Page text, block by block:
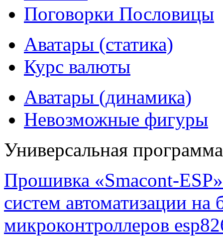
Поговорки Пословицы
Аватары (статика)
Курс валюты
Аватары (динамика)
Невозможные фигуры
Универсальная
Прошивка «Smacont-
систем автоматизации
микроконтроллеров